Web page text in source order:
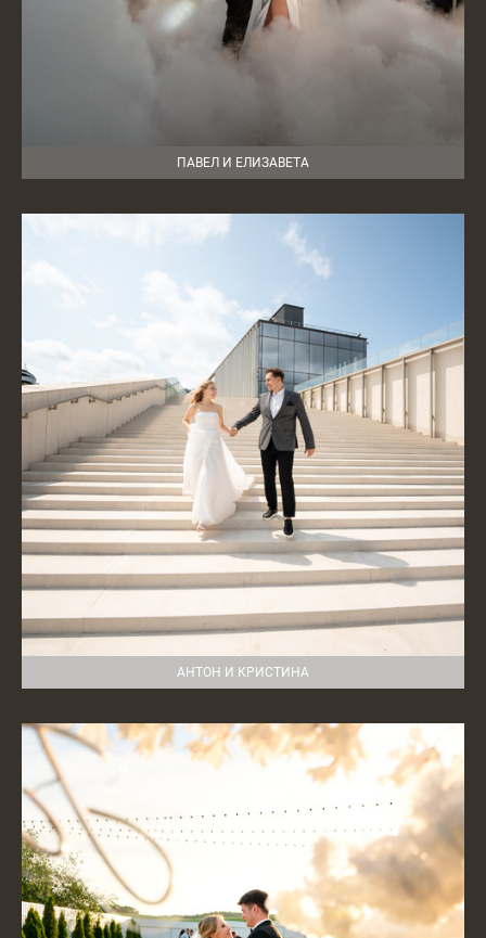
ПАВЕЛ И ЕЛИЗАВЕТА
АНТОН И КРИСТИНА